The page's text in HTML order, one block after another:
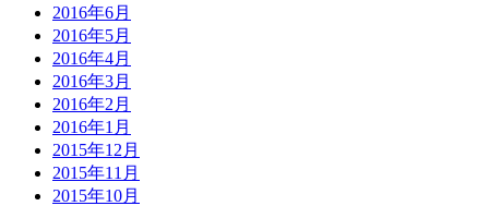
2016年6月
2016年5月
2016年4月
2016年3月
2016年2月
2016年1月
2015年12月
2015年11月
2015年10月